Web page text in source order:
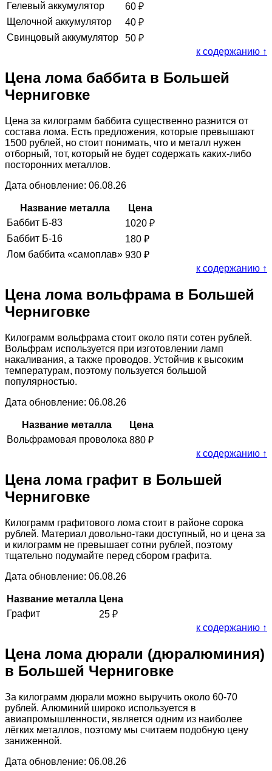
Гелевый аккумулятор
60 ₽
Щелочной аккумулятор
40 ₽
Свинцовый аккумулятор
50 ₽
к содержанию ↑
Цена лома баббита в Большей
Черниговке
Цена за килограмм баббита существенно разнится от
состава лома. Есть предложения, которые превышают
1500 рублей, но стоит понимать, что и металл нужен
отборный, тот, который не будет содержать каких-либо
посторонних металлов.
Дата обновление: 06.08.26
Название металла
Цена
Баббит Б-83
1020 ₽
Баббит Б-16
180 ₽
Лом баббита «самоплав» 930 ₽
к содержанию ↑
Цена лома вольфрама в Большей
Черниговке
Килограмм вольфрама стоит около пяти сотен рублей.
Вольфрам используется при изготовлении ламп
накаливания, а также проводов. Устойчив к высоким
температурам, поэтому пользуется большой
популярностью.
Дата обновление: 06.08.26
Название металла
Цена
Вольфрамовая проволока 880 ₽
к содержанию ↑
Цена лома графит в Большей
Черниговке
Килограмм графитового лома стоит в районе сорока
рублей. Материал довольно-таки доступный, но и цена за
и килограмм не превышает сотни рублей, поэтому
тщательно подумайте перед сбором графита.
Дата обновление: 06.08.26
Название металла Цена
Графит
25 ₽
к содержанию ↑
Цена лома дюрали (дюралюминия)
в Большей Черниговке
За килограмм дюрали можно выручить около 60-70
рублей. Алюминий широко используется в
авиапромышленности, является одним из наиболее
лёгких металлов, поэтому мы считаем подобную цену
заниженной.
Дата обновление: 06.08.26